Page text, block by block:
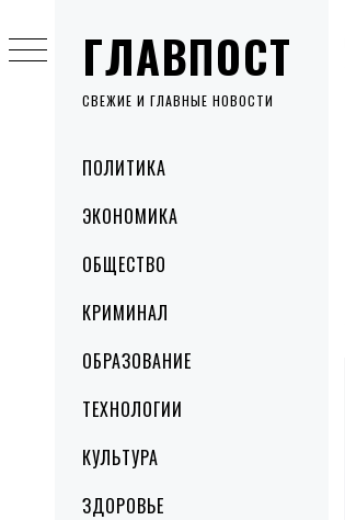
ГЛАВПОСТ
СВЕЖИЕ И ГЛАВНЫЕ НОВОСТИ
MenuПОЛИТИКА
ЭКОНОМИКА
ОБЩЕСТВО
КРИМИНАЛ
ОБРАЗОВАНИЕ
ТЕХНОЛОГИИ
КУЛЬТУРА
ЗДОРОВЬЕ
to
content